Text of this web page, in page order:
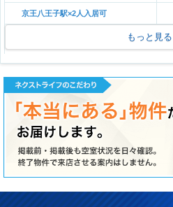
京王八王子駅×2人入居可
もっと見る